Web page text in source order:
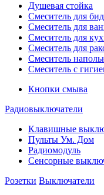
Душевая стойка
Смеситель для
Смеситель для
Смеситель для
Смеситель для
Смеситель
Смеситель с
Кнопки смыва
Радиовыключатели
Клавишные
Пульты Ум. Дом
Радиомодуль
Сенсорные
Розетки Выключатели